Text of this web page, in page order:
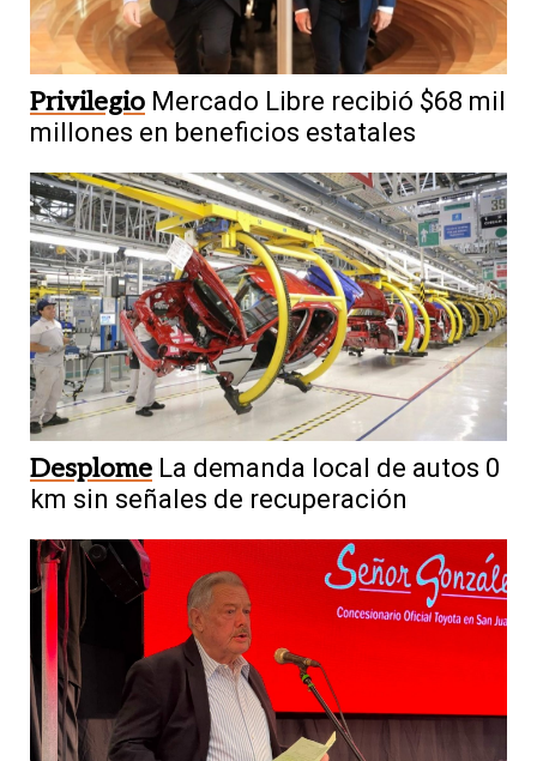
Privilegio Mercado Libre recibió $68 mil
millones en beneficios estatales
Desplome La demanda local de autos 0
km sin señales de recuperación